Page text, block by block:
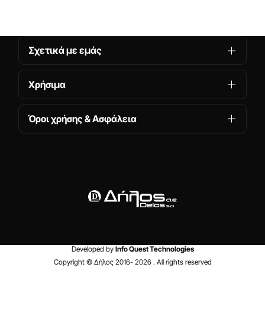
Σχετικά με εμάς
Χρήσιμα
Όροι χρήσης & Ασφάλεια
Developed by Info Quest Technologies
Copyright © Δήλος 2016- 2026. All rights reserved